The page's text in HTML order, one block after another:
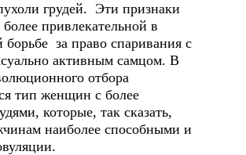
грудей. Эти признаки
привлекательной в
борьбе за право спаривания с
активным самцом. В
отбора
тип женщин с более
которые, так сказать,
наиболее способными и